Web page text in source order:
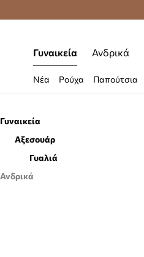
Γυναικεία Ανδρικά
Νέα Ρούχα Παπούτσια
Γυναικεία
Αξεσουάρ
Γυαλιά
Ανδρικά